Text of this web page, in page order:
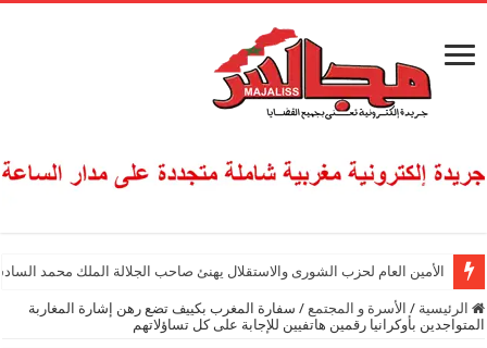
الأمين العام لحزب الشورى والاستقلال يهنئ صاحب الجلالة الملك محمد
الرئيسية / الأسرة و المجتمع / سفارة المغرب بكييف تضع رهن إشارة المغاربة
المتواجدين بأوكرانيا رقمين هاتفيين للإجابة على كل تساؤلاتهم